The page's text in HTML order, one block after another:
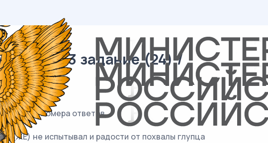
/ 13 задание (24) /
номера ответов.
не испытывал и радости от похвалы глупца